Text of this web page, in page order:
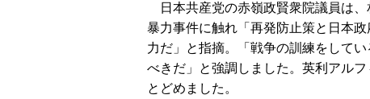
日本共産党の赤嶺政賢衆院議員は、
暴力事件に触れ「再発防止策と日本
力だ」と指摘。「戦争の訓練をして
べきだ」と強調しました。英利アル
とどめました。